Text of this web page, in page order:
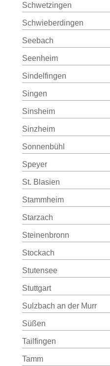
Schwetzingen
Schwieberdingen
Seebach
Seenheim
Sindelfingen
Singen
Sinsheim
Sinzheim
Sonnenbühl
Speyer
St. Blasien
Stammheim
Starzach
Steinenbronn
Stockach
Stutensee
Stuttgart
Sulzbach an der Murr
Süßen
Tailfingen
Tamm